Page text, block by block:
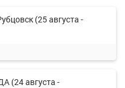
(25 августа -
(24 августа -